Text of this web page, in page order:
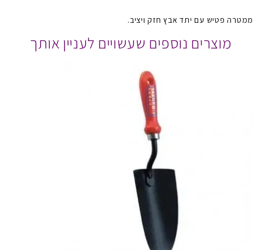
ממטרה פטיש עם יתד אבץ חזק ויציב.
מוצרים נוספים שעשויים לעניין אותך